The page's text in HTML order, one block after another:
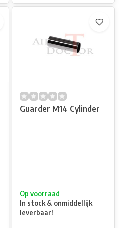
Guarder M14 Cylinder
Op voorraad
In stock & onmiddellijk
leverbaar!